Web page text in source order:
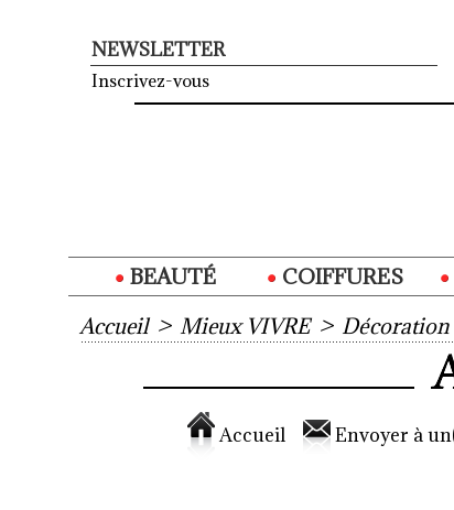
NEWSLETTER
Inscrivez-vous
BEAUTÉ COIFFURES
Accueil > Mieux VIVRE > Décoration
Accueil Envoyer à